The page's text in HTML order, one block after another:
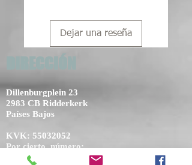
Dejar una reseña
DIRECCIÓN
Dillenburgplein 23
2983 CB Ridderkerk
Países Bajos
KVK: 55032052
Por cierto, número:
NL002434103B14